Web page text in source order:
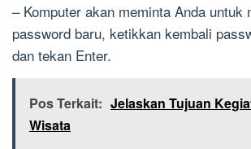
– Komputer akan meminta Anda untuk
password baru, ketikkan kembali
dan tekan Enter.
Pos Terkait: Jelaskan Tujuan
Wisata